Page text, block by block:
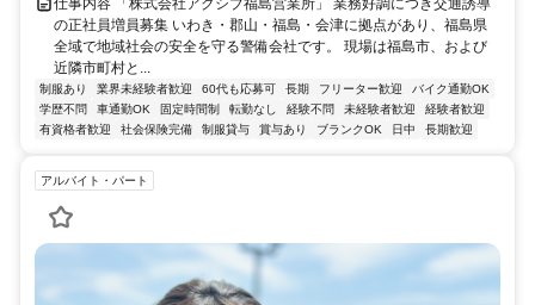
仕事内容 「株式会社アクシブ福島営業所」 業務好調につき交通誘導
の正社員増員募集 いわき・郡山・福島・会津に拠点があり、福島県
全域で地域社会の安全を守る警備会社です。 現場は福島市、および
近隣市町村と...
制服あり 業界未経験者歓迎 60代も応募可 長期 フリーター歓迎
バイク通勤OK
学歴不問
車通勤OK 固定時間制 転勤なし 経験不問 未経験者歓迎
経験者歓迎
有資格者歓迎
社会保険完備 制服貸与 賞与あり ブランクOK 日中 長期歓迎
アルバイト・パート